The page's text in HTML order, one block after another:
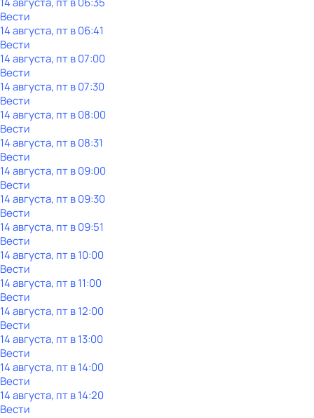
Вести
14 августа, пт в 06:41
Вести
14 августа, пт в 07:00
Вести
14 августа, пт в 07:30
Вести
14 августа, пт в 08:00
Вести
14 августа, пт в 08:31
Вести
14 августа, пт в 09:00
Вести
14 августа, пт в 09:30
Вести
14 августа, пт в 09:51
Вести
14 августа, пт в 10:00
Вести
14 августа, пт в 11:00
Вести
14 августа, пт в 12:00
Вести
14 августа, пт в 13:00
Вести
14 августа, пт в 14:00
Вести
14 августа, пт в 14:20
Вести